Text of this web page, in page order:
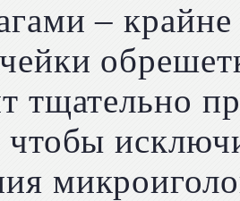
–
тщательно
чтобы